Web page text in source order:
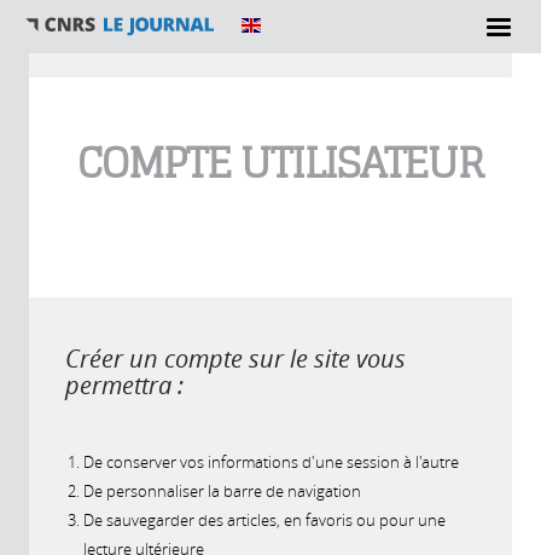
COMPTE UTILISATEUR
Créer un compte sur le site vous
permettra :
De conserver vos informations d'une session à l'autre
De personnaliser la barre de navigation
De sauvegarder des articles, en favoris ou pour une
lecture ultérieure